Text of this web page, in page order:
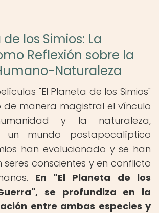
de los Simios: La
Reflexión sobre la
Naturaleza
"El Planeta de los Simios"
de manera magistral el vínculo
y la naturaleza,
un mundo postapocalíptico
han evolucionado y se han
conscientes y en conflicto
En "El Planeta de los
se profundiza en la
entre ambas especies y